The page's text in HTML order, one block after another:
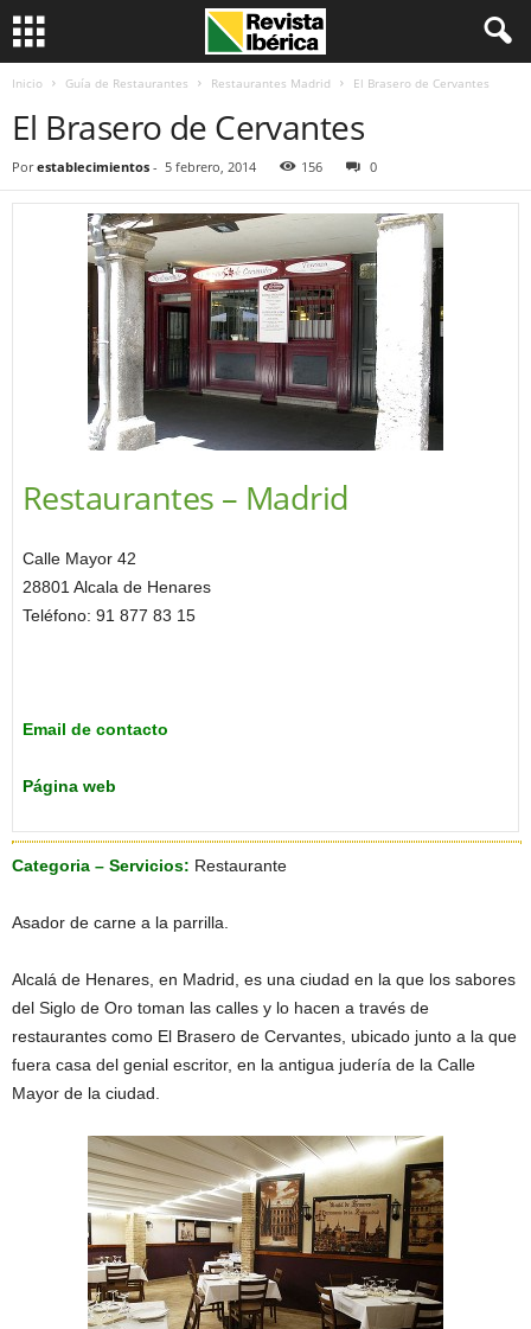
Inicio Guía de Restaurantes Restaurantes Madrid El Brasero de Cervantes
El Brasero de Cervantes
Por establecimientos - 5 febrero, 2014 156 0
Restaurantes – Madrid
Calle Mayor 42
28801 Alcala de Henares
Teléfono: 91 877 83 15
Email de contacto
Página web
Categoria – Servicios: Restaurante
Asador de carne a la parrilla.
Alcalá de Henares, en Madrid, es una ciudad en la que los sabores
del Siglo de Oro toman las calles y lo hacen a través de
restaurantes como El Brasero de Cervantes, ubicado junto a la que
fuera casa del genial escritor, en la antigua judería de la Calle
Mayor de la ciudad.